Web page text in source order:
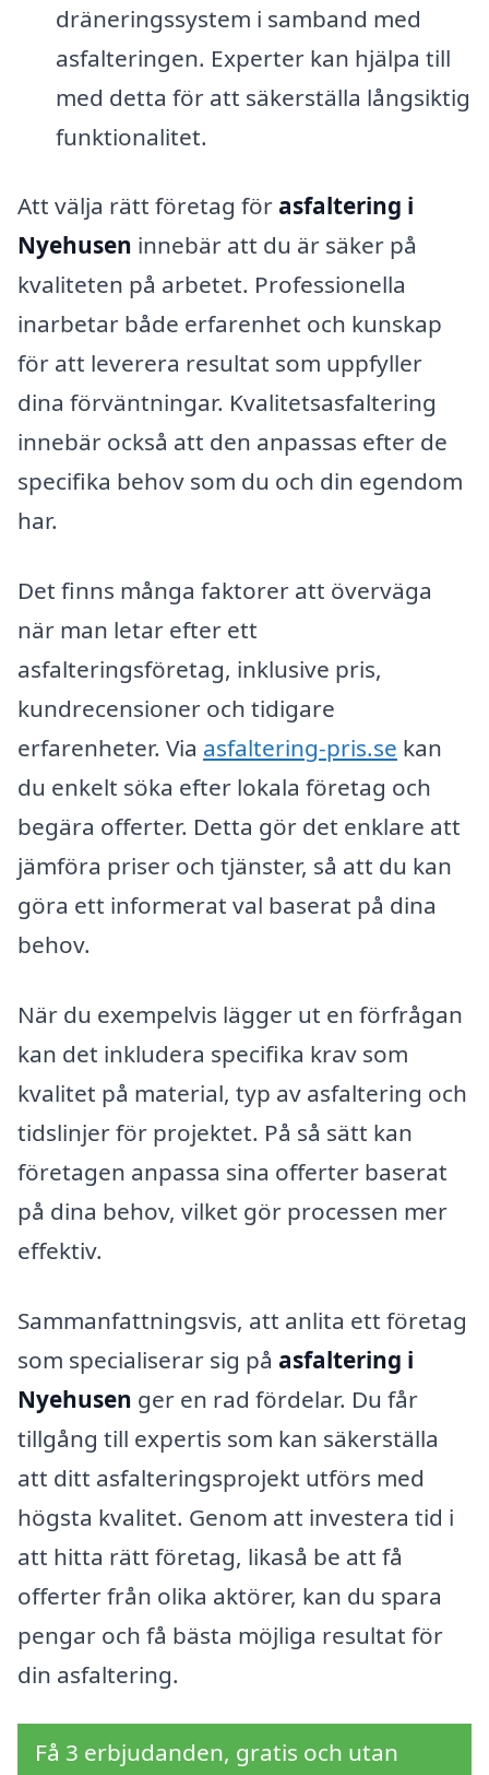
dräneringssystem i samband med
asfalteringen. Experter kan hjälpa till
med detta för att säkerställa långsiktig
funktionalitet.
Att välja rätt företag för asfaltering i
Nyehusen innebär att du är säker på
kvaliteten på arbetet. Professionella
inarbetar både erfarenhet och kunskap
för att leverera resultat som uppfyller
dina förväntningar. Kvalitetsasfaltering
innebär också att den anpassas efter de
specifika behov som du och din egendom
har.
Det finns många faktorer att överväga
när man letar efter ett
asfalteringsföretag, inklusive pris,
kundrecensioner och tidigare
erfarenheter. Via asfaltering-pris.se kan
du enkelt söka efter lokala företag och
begära offerter. Detta gör det enklare att
jämföra priser och tjänster, så att du kan
göra ett informerat val baserat på dina
behov.
När du exempelvis lägger ut en förfrågan
kan det inkludera specifika krav som
kvalitet på material, typ av asfaltering och
tidslinjer för projektet. På så sätt kan
företagen anpassa sina offerter baserat
på dina behov, vilket gör processen mer
effektiv.
Sammanfattningsvis, att anlita ett företag
som specialiserar sig på asfaltering i
Nyehusen ger en rad fördelar. Du får
tillgång till expertis som kan säkerställa
att ditt asfalteringsprojekt utförs med
högsta kvalitet. Genom att investera tid i
att hitta rätt företag, likaså be att få
offerter från olika aktörer, kan du spara
pengar och få bästa möjliga resultat för
din asfaltering.
Få 3 erbjudanden, gratis och utan